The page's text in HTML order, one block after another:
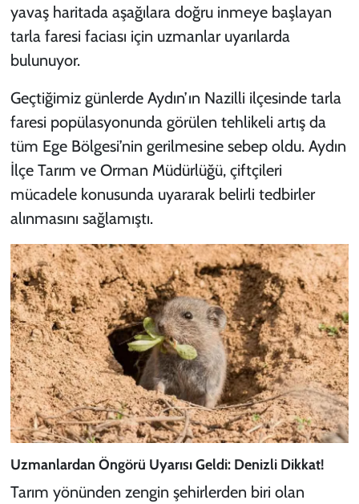
yavaş haritada aşağılara doğru inmeye başlayan
tarla faresi faciası için uzmanlar uyarılarda
bulunuyor.
Geçtiğimiz günlerde Aydın’ın Nazilli ilçesinde tarla
faresi popülasyonunda görülen tehlikeli artış da
tüm Ege Bölgesi’nin gerilmesine sebep oldu. Aydın
İlçe Tarım ve Orman Müdürlüğü, çiftçileri
mücadele konusunda uyararak belirli tedbirler
alınmasını sağlamıştı.
Uzmanlardan Öngörü Uyarısı Geldi: Denizli Dikkat!
Tarım yönünden zengin şehirlerden biri olan